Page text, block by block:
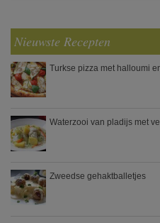
Nieuwste Recepten
Turkse pizza met halloumi
Waterzooi van pladijs met
Zweedse gehaktballetjes